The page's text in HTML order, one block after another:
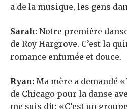
a de la musique, les gens
Sarah: Notre première
de Roy Hargrove. C’est la
romance enfumée et douce.
Ryan: Ma mère a demandé
de Chicago pour la danse
me suis dit: «C’est un